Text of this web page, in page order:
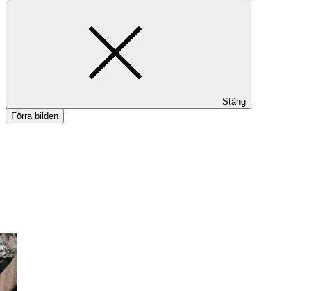
Mat och dryck
Erbjudanden
Stäng
Förra bilden